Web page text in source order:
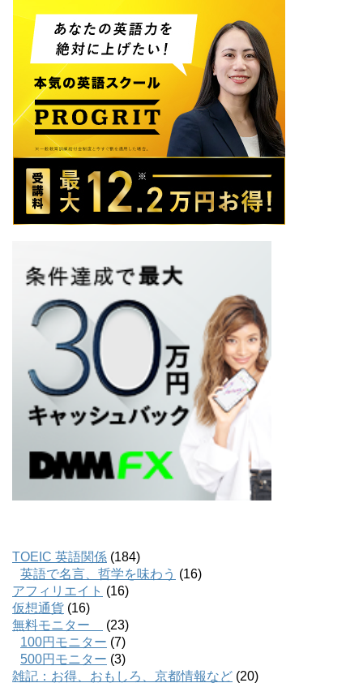
TOEIC 英語関係 (184)
英語で名言、哲学を味わう (16)
アフィリエイト (16)
仮想通貨 (16)
無料モニター
(23)
100円モニター (7)
500円モニター (3)
雑記：お得、おもしろ、京都情報など (20)